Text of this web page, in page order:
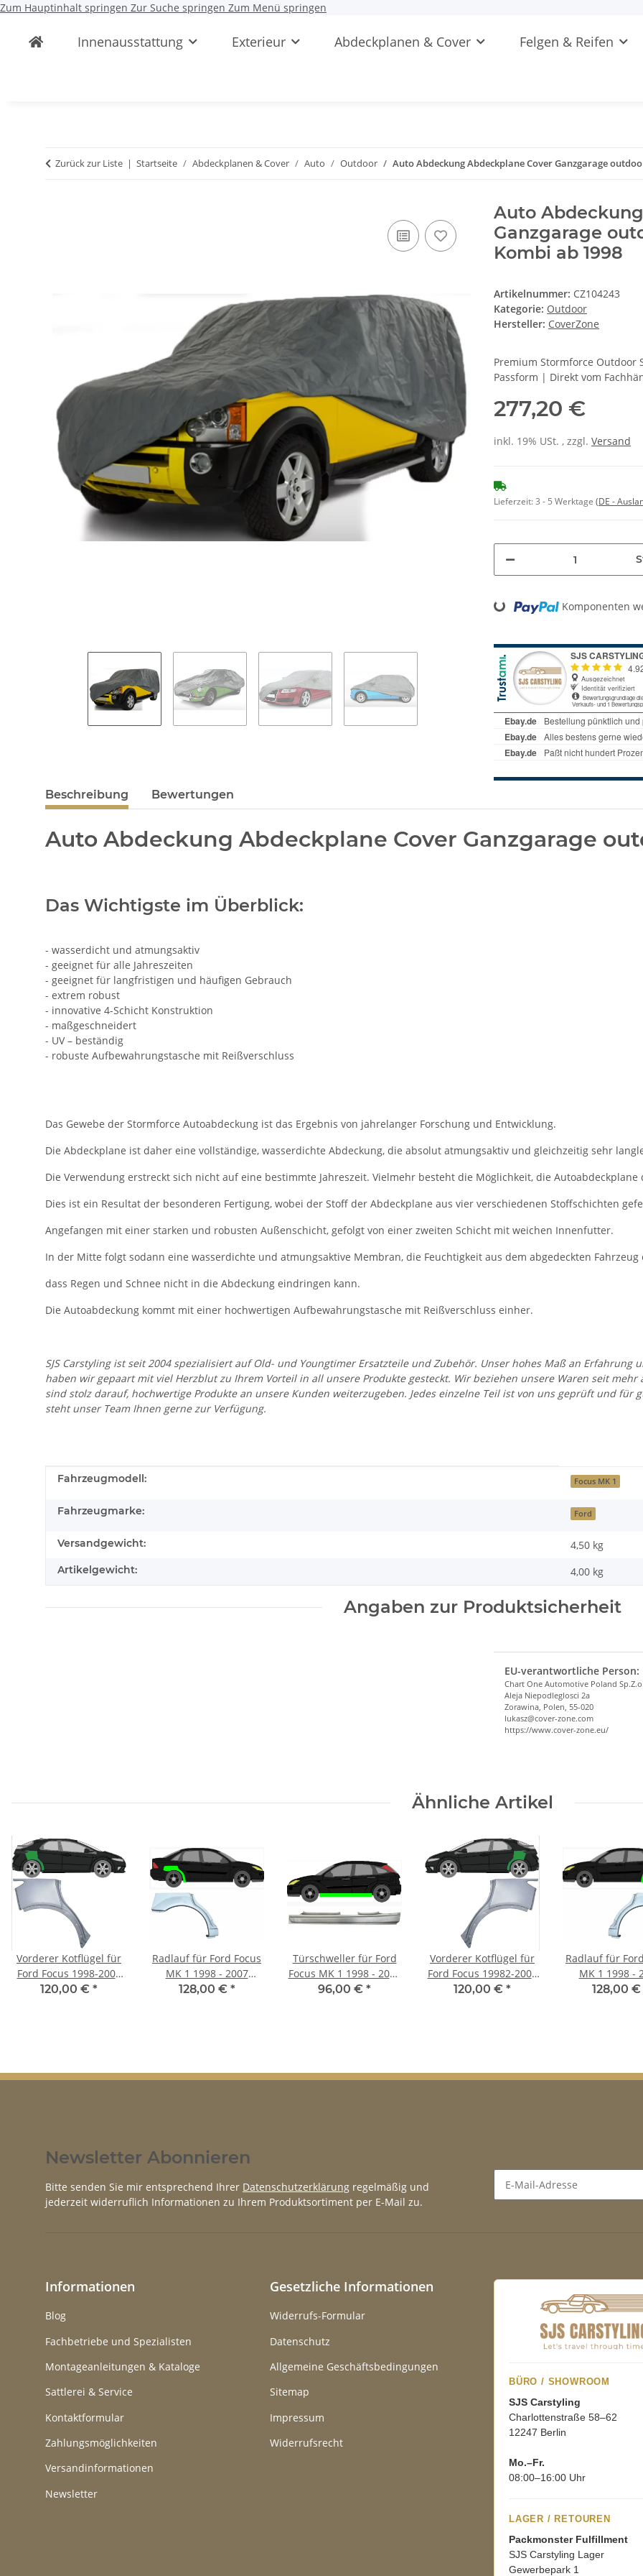
Zum Hauptinhalt springen Zur Suche springen Zum Menü springen
Innenausstattung Exterieur Abdeckplanen & Cover Felgen & Reifen
Zurück zur Liste Startseite Abdeckplanen & Cover Auto Outdoor Auto Abdeckung Abdeckplane Cover Ganzgarage
Auto
Ganzgarage
Kombi ab 1998
Artikelnummer: CZ104243
Kategorie: Outdoor
Hersteller: CoverZone
Premium Stormforce Outdoor
Passform | Direkt vom
277,20 €
inkl. 19% USt. , zzgl. Versand
Lieferzeit:3 - 5 Werktage (DE -
Loading... Komponenten
Beschreibung Bewertungen
Auto Abdeckung Abdeckplane Cover Ganzgarage
Das Wichtigste im Überblick:
- wasserdicht und atmungsaktiv
- geeignet für alle Jahreszeiten
- geeignet für langfristigen und häufigen Gebrauch
- extrem robust
- innovative 4-Schicht Konstruktion
- maßgeschneidert
- UV – beständig
- robuste Aufbewahrungstasche mit Reißverschluss
Das Gewebe der Stormforce Autoabdeckung ist das Ergebnis von jahrelanger Forschung und Entwicklung.
Die Abdeckplane ist daher eine vollständige, wasserdichte Abdeckung, die absolut atmungsaktiv und gleichzeitig sehr
Die Verwendung erstreckt sich nicht auf eine bestimmte Jahreszeit. Vielmehr besteht die Möglichkeit, die Autoabdeckplane
Dies ist ein Resultat der besonderen Fertigung, wobei der Stoff der Abdeckplane aus vier verschiedenen Stoffschichten
Angefangen mit einer starken und robusten Außenschicht, gefolgt von einer zweiten Schicht mit weichen Innenfutter.
In der Mitte folgt sodann eine wasserdichte und atmungsaktive Membran, die Feuchtigkeit aus dem abgedeckten
dass Regen und Schnee nicht in die Abdeckung eindringen kann.
Die Autoabdeckung kommt mit einer hochwertigen Aufbewahrungstasche mit Reißverschluss einher.
SJS Carstyling ist seit 2004 spezialisiert auf Old- und Youngtimer Ersatzteile und Zubehör. Unser hohes Maß an Erfahrung
haben wir gepaart mit viel Herzblut zu Ihrem Vorteil in all unsere Produkte gesteckt. Wir beziehen unsere Waren seit
sind stolz darauf, hochwertige Produkte an unsere Kunden weiterzugeben. Jedes einzelne Teil ist von uns geprüft und für
steht unser Team Ihnen gerne zur Verfügung.
Produkteigenschaft
Wert
Fahrzeugmodell: Focus MK 1
Fahrzeugmarke: Ford
Versandgewicht: 4,50 kg
Artikelgewicht: 4,00 kg
Angaben zur Produktsicherheit
EU-verantwortliche Person:
Chart One Automotive Poland
Aleja Niepodleglosci 2a
Zorawina, Polen, 55-020
lukasz@cover-zone.com
https://www.cover-zone.eu/
Ähnliche Artikel
Vorderer Kotflügel für
Ford Focus 1998-2007
rechts
120,00 € *
Radlauf für Ford Focus
MK 1 1998 - 2007
Limousine rechts
128,00 € *
Türschweller für Ford
Focus MK 1 1998 - 2007
5 Türer links
96,00 € *
Vorderer Kotflügel für
Ford Focus 19982-2007
links
120,00 € *
Radlauf für
MK 1 1998 -
Limousine
128,00 €
Newsletter Abonnieren
Bitte senden Sie mir entsprechend Ihrer Datenschutzerklärung regelmäßig und
jederzeit widerruflich Informationen zu Ihrem Produktsortiment per E-Mail zu.
Informationen
Blog
Fachbetriebe und Spezialisten
Montageanleitungen & Kataloge
Sattlerei & Service
Kontaktformular
Zahlungsmöglichkeiten
Versandinformationen
Newsletter
Gesetzliche Informationen
Widerrufs-Formular
Datenschutz
Allgemeine Geschäftsbedingungen
Sitemap
Impressum
Widerrufsrecht
BÜRO / SHOWROOM
SJS Carstyling
Charlottenstraße 58–62
12247 Berlin
Mo.–Fr.
08:00–16:00 Uhr
LAGER / RETOUREN
Packmonster Fulfillment
SJS Carstyling Lager
Gewerbepark 1